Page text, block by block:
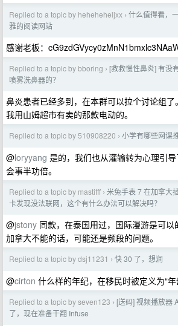
Replied to a topic by heheheheljxx › 什么值得看，
雅的阅读网站
感谢老板：
Replied to a topic by bboring › [救救慢性鼻炎] 有没
喷雾洗鼻器的？
鼻炎患者已经多到，在本群可以拉个讨论组了。
我用山姆超市有卖的那款电动的。
Replied to a topic by 510908220 › 小学有哪些网课
@loryyang 是的，我们也从灌输转为心理引导
会事半功倍。
Replied to a topic by mastifff › 米兔手表 7 在加拿大
卡发现没法联网，这个有什么办法可以解决吗？
@jstony 同款，在泰国用过，国际漫游是可以
加拿大不能的话，可能还是频段的问题。
Replied to a topic by dsj11231 › 快 30 了，想润
@cirton 什么样的年纪，在移民时被定义为“年
Replied to a topic by seven123 › [送码] 视频播放器
了，现在准备干翻 Infuse